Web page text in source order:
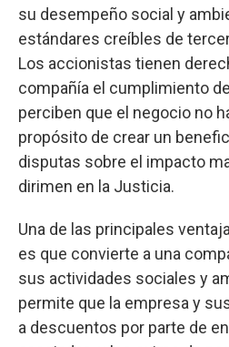
su desempeño social y
estándares creíbles de
Los accionistas tienen
compañía el cumplimiento
perciben que el negocio no
propósito de crear un
disputas sobre el impacto
dirimen en la Justicia.
Una de las principales
es que convierte a una
sus actividades sociales y
permite que la empresa y
a descuentos por parte de